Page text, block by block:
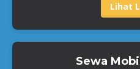
Lihat
Sewa